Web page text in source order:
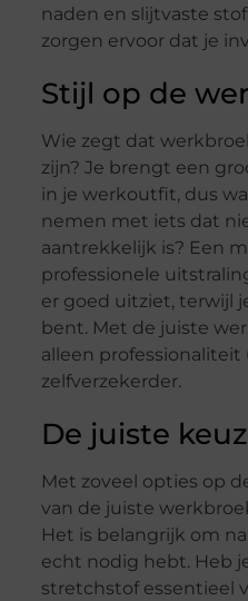
naden en slijtvaste
zorgen ervoor dat je
Stijl op de
Wie zegt dat
zijn? Je brengt een
in je werkoutfit, dus
nemen met iets dat
aantrekkelijk is? Een
professionele
er goed uitziet, terwijl
bent. Met de juiste
alleen professionaliteit
zelfverzekerder.
De juiste
Met zoveel opties op
van de juiste
Het is belangrijk om
echt nodig hebt. Heb
stretchstof essentieel